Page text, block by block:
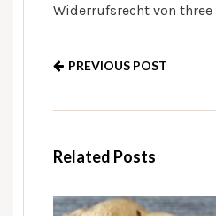
Widerrufsrecht von three
PREVIOUS POST
Related Posts